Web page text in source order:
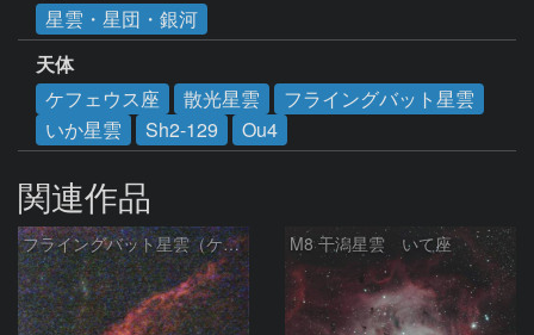
星雲・星団・銀河
天体
ケフェウス座
散光星雲
フライングバット星雲
いか星雲
Sh2-129 Ou4
関連作品
フライングバット星雲（ケフェウス座） M8 干潟星雲 いて座